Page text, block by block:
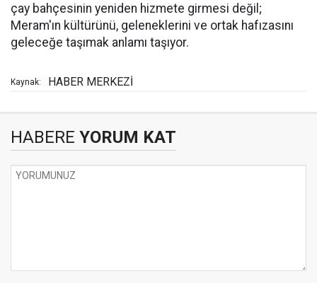
çay bahçesinin yeniden hizmete girmesi değil;
Meram'ın kültürünü, geleneklerini ve ortak hafızasını
geleceğe taşımak anlamı taşıyor.
Kaynak: HABER MERKEZİ
HABERE YORUM KAT